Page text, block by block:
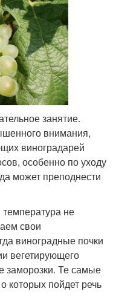
занятие.
внимания,
виноградарей
особенно по уходу
может преподнести
температура не
свои
виноградные почки
вегетирующего
заморозки. Те самые
которых пойдет речь